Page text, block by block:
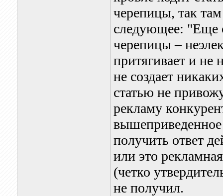
черепицы, так
следующее: "Еще
черепицы –
притягивает и не
не создает
статью не
рекламу
получить ответ
или это
(четко
не получил.